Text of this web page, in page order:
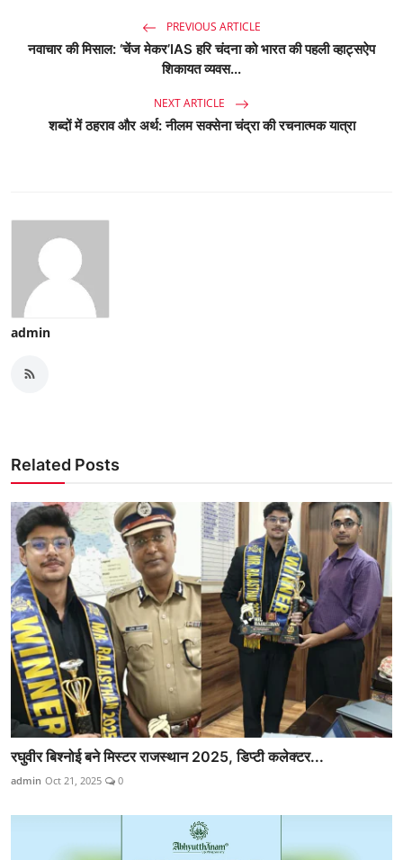
PREVIOUS ARTICLE
नवाचार की मिसाल: ‘चेंज मेकर’IAS हरि चंदना को भारत की पहली व्हाट्सऐप
शिकायत व्यवस...
NEXT ARTICLE
शब्दों में ठहराव और अर्थ: नीलम सक्सेना चंद्रा की रचनात्मक यात्रा
admin
Related Posts
रघुवीर बिश्नोई बने मिस्टर राजस्थान 2025, डिप्टी कलेक्टर...
admin Oct 21, 2025 0